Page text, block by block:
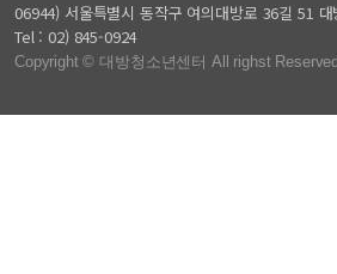
06944) 서울특별시 동작구 여의대방로 36길 51 대
Tel : 02) 845-0924
Copyright © 대방청소년센터 All righst